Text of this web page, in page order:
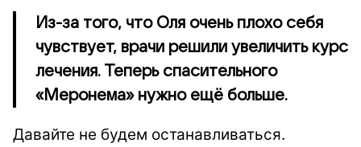
Из-за того, что Оля очень плохо себя
чувствует, врачи решили увеличить курс
лечения. Теперь спасительного
«Меронема» нужно ещё больше.
Давайте не будем останавливаться.